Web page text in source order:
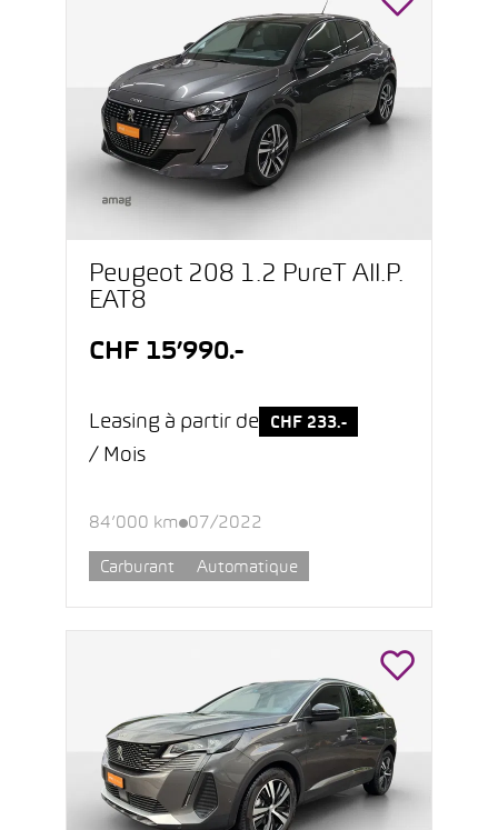
Peugeot 208 1.2 PureT All.P.
EAT8
CHF 15’990.-
Leasing à partir de CHF 233.-
/ Mois
84’000 km 07/2022
Carburant Automatique